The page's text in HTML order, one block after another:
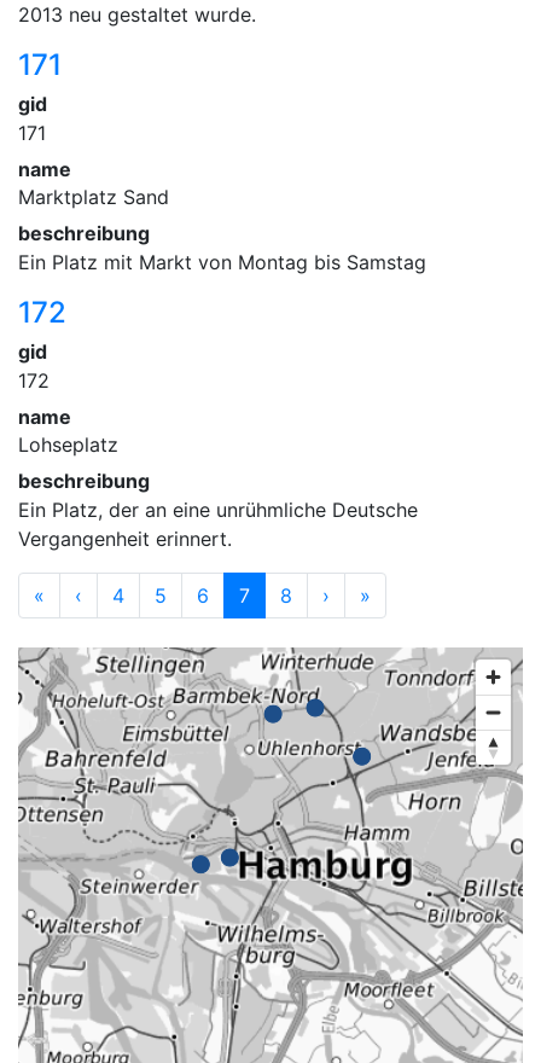
2013 neu gestaltet wurde.
171
gid
171
name
Marktplatz Sand
beschreibung
Ein Platz mit Markt von Montag bis Samstag
172
gid
172
name
Lohseplatz
beschreibung
Ein Platz, der an eine unrühmliche Deutsche
Vergangenheit erinnert.
« ‹ 4 5 6 7 8 › »